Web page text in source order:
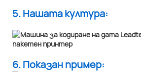
5. Нашата култура:
6. Показан пример: